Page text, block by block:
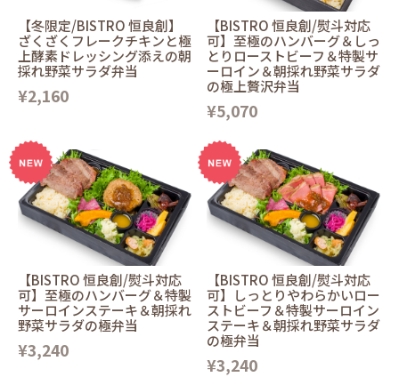
【冬限定/BISTRO 恒良創】
ざくざくフレークチキンと極
上酵素ドレッシング添えの朝
採れ野菜サラダ弁当
¥2,160
【BISTRO 恒良創/熨斗対応
可】至極のハンバーグ＆しっ
とりローストビーフ＆特製サ
ーロイン＆朝採れ野菜サラダ
の極上贅沢弁当
¥5,070
【BISTRO 恒良創/熨斗対応
可】至極のハンバーグ＆特製
サーロインステーキ＆朝採れ
野菜サラダの極弁当
¥3,240
【BISTRO 恒良創/熨斗対応
可】しっとりやわらかいロー
ストビーフ＆特製サーロイン
ステーキ＆朝採れ野菜サラダ
の極弁当
¥3,240